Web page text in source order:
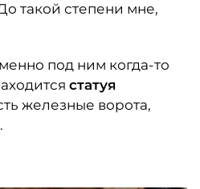
такой степени мне,
под ним когда-то
статуя
железные ворота,